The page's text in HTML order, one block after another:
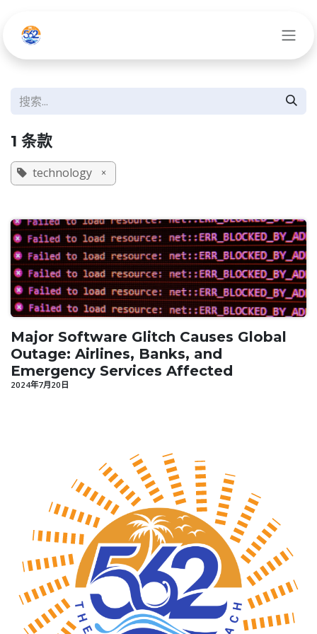
1 条款
technology ×
Major Software Glitch Causes Global
Outage: Airlines, Banks, and
Emergency Services Affected
2024年7月20日